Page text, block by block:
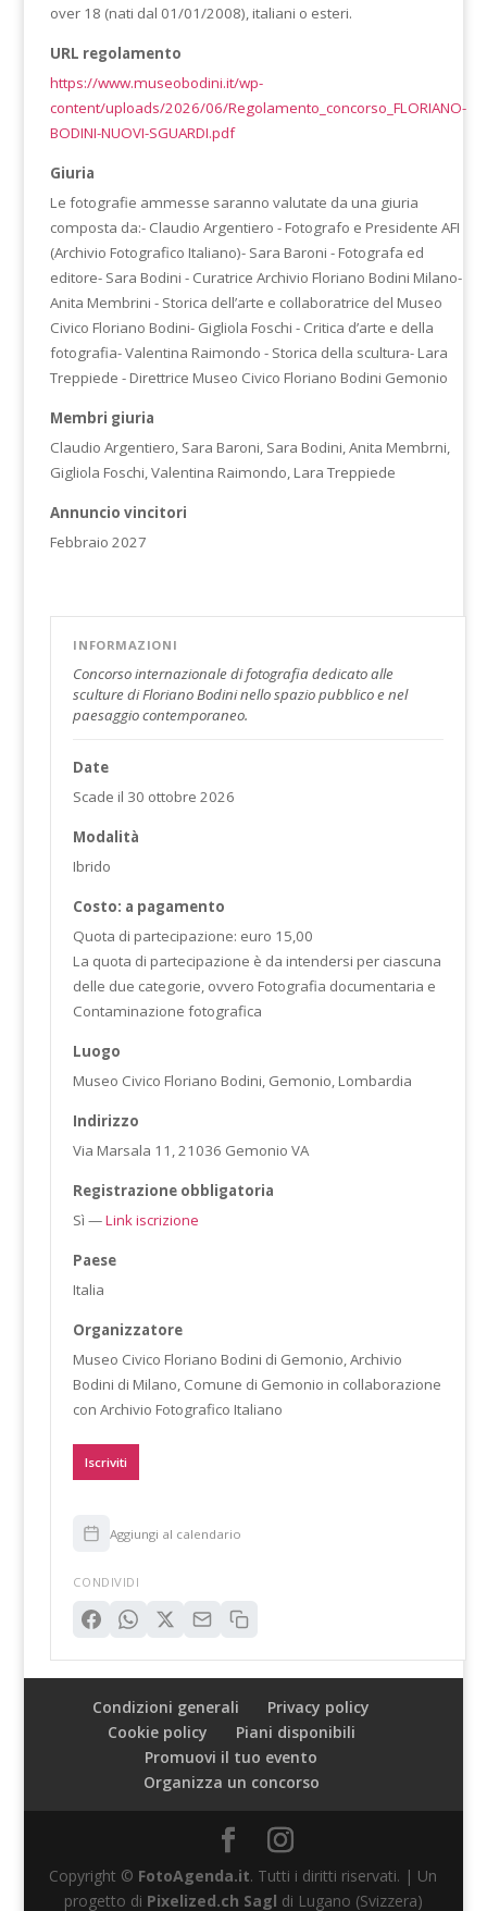
over 18 (nati dal 01/01/2008), italiani o esteri.
URL regolamento
https://www.museobodini.it/wp-
content/uploads/2026/06/Regolamento_concorso_FLORIANO-
BODINI-NUOVI-SGUARDI.pdf
Giuria
Le fotografie ammesse saranno valutate da una giuria
composta da:- Claudio Argentiero - Fotografo e Presidente AFI
(Archivio Fotografico Italiano)- Sara Baroni - Fotografa ed
editore- Sara Bodini - Curatrice Archivio Floriano Bodini Milano-
Anita Membrini - Storica dell’arte e collaboratrice del Museo
Civico Floriano Bodini- Gigliola Foschi - Critica d’arte e della
fotografia- Valentina Raimondo - Storica della scultura- Lara
Treppiede - Direttrice Museo Civico Floriano Bodini Gemonio
Membri giuria
Claudio Argentiero, Sara Baroni, Sara Bodini, Anita Membrni,
Gigliola Foschi, Valentina Raimondo, Lara Treppiede
Annuncio vincitori
Febbraio 2027
INFORMAZIONI
Concorso internazionale di fotografia dedicato alle
sculture di Floriano Bodini nello spazio pubblico e nel
paesaggio contemporaneo.
Date
Scade il 30 ottobre 2026
Modalità
Ibrido
Costo: a pagamento
Quota di partecipazione: euro 15,00
La quota di partecipazione è da intendersi per ciascuna
delle due categorie, ovvero Fotografia documentaria e
Contaminazione fotografica
Luogo
Museo Civico Floriano Bodini, Gemonio, Lombardia
Indirizzo
Via Marsala 11, 21036 Gemonio VA
Registrazione obbligatoria
Sì —Link iscrizione
Paese
Italia
Organizzatore
Museo Civico Floriano Bodini di Gemonio, Archivio
Bodini di Milano, Comune di Gemonio in collaborazione
con Archivio Fotografico Italiano
Iscriviti
Aggiungi al calendario
CONDIVIDI
Condizioni generali
Privacy policy
Cookie policy
Piani disponibili
Promuovi il tuo evento
Organizza un concorso
Copyright © FotoAgenda.it. Tutti i diritti riservati. | Un
progetto di Pixelized.ch Sagl di Lugano (Svizzera)